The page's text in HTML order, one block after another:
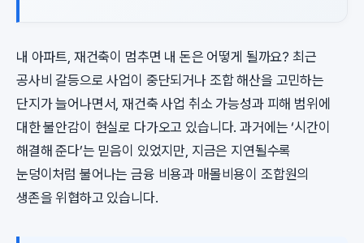
내 아파트, 재건축이 멈추면 내 돈은 어떻게 될까요? 최근
공사비 갈등으로 사업이 중단되거나 조합 해산을 고민하는
단지가 늘어나면서, 재건축 사업 취소 가능성과 피해 범위에
대한 불안감이 현실로 다가오고 있습니다. 과거에는 ‘시간이
해결해 준다’는 믿음이 있었지만, 지금은 지연될수록
눈덩이처럼 불어나는 금융 비용과 매몰비용이 조합원의
생존을 위협하고 있습니다.